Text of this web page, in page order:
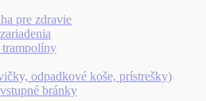
pre zdravie
odpadkové koše, prístrešky)
bránky